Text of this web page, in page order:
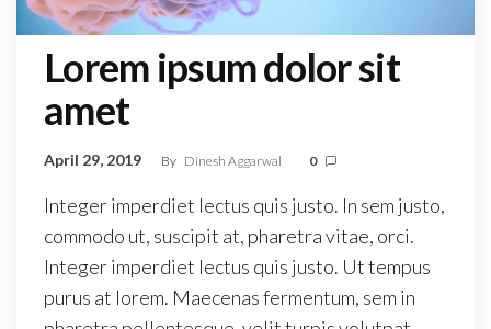
Lorem ipsum dolor sit
amet
April 29, 2019 By Dinesh Aggarwal 0
Integer imperdiet lectus quis justo. In sem justo,
commodo ut, suscipit at, pharetra vitae, orci.
Integer imperdiet lectus quis justo. Ut tempus
purus at lorem. Maecenas fermentum, sem in